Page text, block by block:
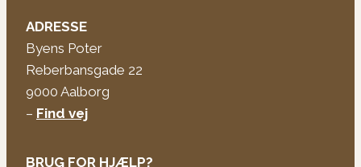
ADRESSE
Byens Poter
Reberbansgade 22
9000 Aalborg
– Find vej
BRUG FOR HJÆLP?